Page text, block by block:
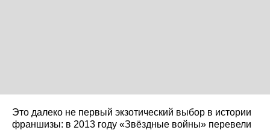
Это далеко не первый экзотический выбор в истории
франшизы: в 2013 году «Звёздные войны» перевели